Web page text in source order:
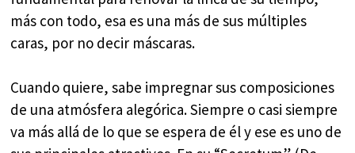
más con todo, esa es una más de sus múltiples
caras, por no decir máscaras.
Cuando quiere, sabe impregnar sus composiciones
de una atmósfera alegórica. Siempre o casi siempre
va más allá de lo que se espera de él y ese es uno de